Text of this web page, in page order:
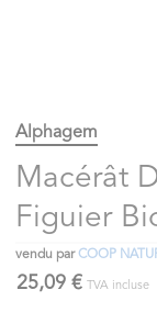
Alphagem
Macérât
Figuier
vendu parCOOP
25,09 € TVA incluse